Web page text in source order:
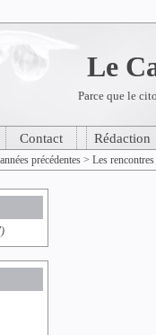
Le
Parce que le
Contact Rédaction
précédentes > Les